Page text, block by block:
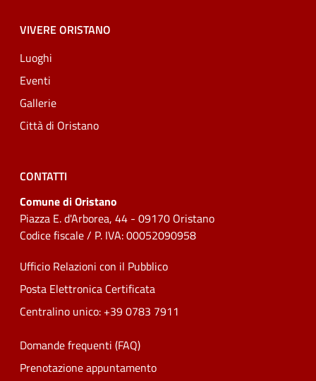
VIVERE ORISTANO
Luoghi
Eventi
Gallerie
Città di Oristano
CONTATTI
Comune di Oristano
Piazza E. d'Arborea, 44 - 09170 Oristano
Codice fiscale / P. IVA: 00052090958
Ufficio Relazioni con il Pubblico
Posta Elettronica Certificata
Centralino unico: +39 0783 7911
Domande frequenti (FAQ)
Prenotazione appuntamento